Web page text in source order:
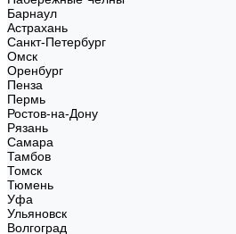
Барнаул
Астрахань
Санкт-Петербург
Омск
Оренбург
Пенза
Пермь
Ростов-на-Дону
Рязань
Самара
Тамбов
Томск
Тюмень
Уфа
Ульяновск
Волгоград